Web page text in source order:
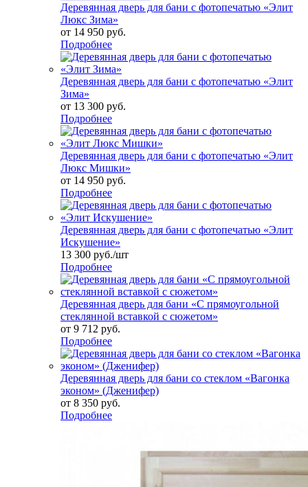
Деревянная дверь для бани с фотопечатью «Элит
Люкс Зима»
от 14 950 руб.
Подробнее
Деревянная дверь для бани с фотопечатью «Элит
Зима»
от 13 300 руб.
Подробнее
Деревянная дверь для бани с фотопечатью «Элит
Люкс Мишки»
от 14 950 руб.
Подробнее
Деревянная дверь для бани с фотопечатью «Элит
Искушение»
13 300 руб./шт
Подробнее
Деревянная дверь для бани «С прямоугольной
стеклянной вставкой с сюжетом»
от 9 712 руб.
Подробнее
Деревянная дверь для бани со стеклом «Вагонка
эконом» (Дженифер)
от 8 350 руб.
Подробнее